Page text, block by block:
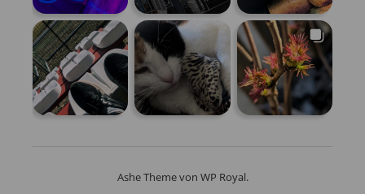
Ashe Theme von WP Royal.